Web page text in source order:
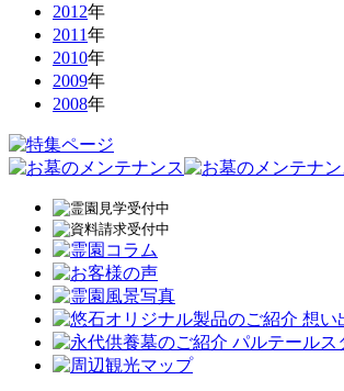
2012年
2011年
2010年
2009年
2008年